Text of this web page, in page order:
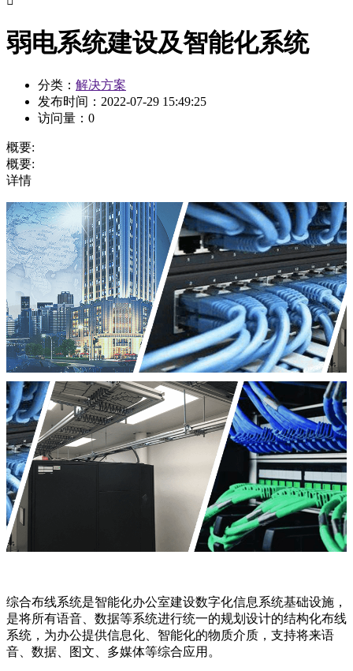
弱电系统建设及智能化系统
分类： 解决方案
发布时间： 2022-07-29 15:49:25
访问量： 0
概要:
概要:
详情
综合布线系统是智能化办公室建设数字化信息系统基础设施，
是将所有语音、数据等系统进行统一的规划设计的结构化布线
系统，为办公提供信息化、智能化的物质介质，支持将来语
音、数据、图文、多媒体等综合应用。